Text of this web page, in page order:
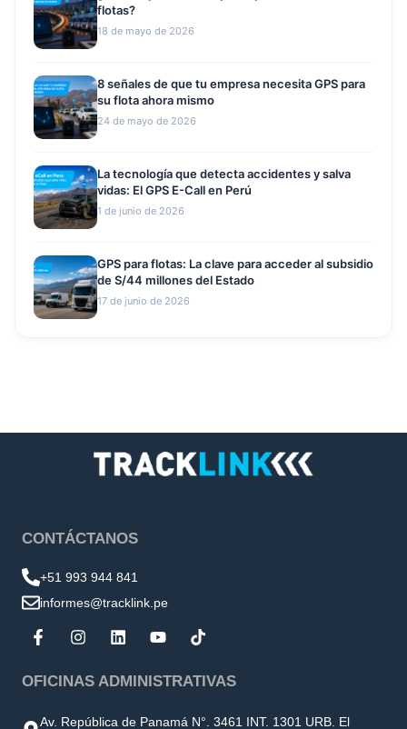
flotas?
18 de mayo de 2026
8 señales de que tu empresa necesita GPS para
su flota ahora mismo
24 de mayo de 2026
La tecnología que detecta accidentes y salva
vidas: El GPS E-Call en Perú
1 de junio de 2026
GPS para flotas: La clave para acceder al subsidio
de S/44 millones del Estado
17 de junio de 2026
CONTÁCTANOS
+51 993 944 841
informes@tracklink.pe
OFICINAS ADMINISTRATIVAS
Av. República de Panamá N°. 3461 INT. 1301 URB. El